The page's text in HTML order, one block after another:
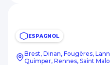
ESPAGNOL
Brest, Dinan, Fougères,
Quimper, Rennes, Saint